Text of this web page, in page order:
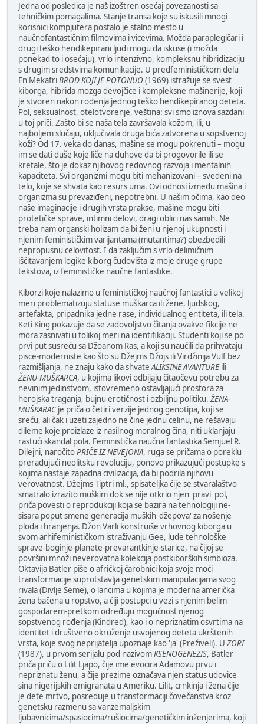
Jedna od posledica je naš izoštren osećaj povezanosti sa
tehničkim pomagalima. Stanje transa koje su iskusili mnogi
korisnici kompjutera postalo je stalno mesto u
naučnofantastičnim filmovima i vicevima. Možda paraplegičari i
drugi teško hendikepirani ljudi mogu da iskuse (i možda
ponekad to i osećaju), vrlo intenzivno, kompleksnu hibridizaciju
s drugim sredstvima komunikacije. U predfeminističkom delu
En MekafriBROD KOJI JE POTONUO(1969) istražuje se svest
kiborga, hibrida mozga devojčice i kompleksne mašinerije, koji
je stvoren nakon rođenja jednog teško hendikepiranog deteta.
Pol, seksualnost, otelotvorenje, veština: svi smo iznova sazdani
u toj priči. Zašto bi se naša tela završavala kožom, ili, u
najboljem slučaju, uključivala druga bića zatvorena u sopstvenoj
koži? Od 17. veka do danas, mašine se mogu pokrenuti – mogu
im se dati duše koje liče na duhove da bi progovorile ili se
kretale, što je dokaz njihovog redovnog razvoja i mentalnih
kapaciteta. Svi organizmi mogu biti mehanizovani – svedeni na
telo, koje se shvata kao resurs uma. Ovi odnosi između mašina i
organizma su prevaziđeni, nepotrebni. U našim očima, kao deo
naše imaginacije i drugih vrsta prakse, mašine mogu biti
protetičke sprave, intimni delovi, dragi oblici nas samih. Ne
treba nam organski holizam da bi ženi u njenoj ukupnosti i
njenim feminističkim varijantama (mutantima?) obezbedili
nepropusnu celovitost. I da zaključim s vrlo delimičnim
iščitavanjem logike kiborg čudovišta iz moje druge grupe
tekstova, iz feminističke naučne fantastike.
Kiborzi koje nalazimo u feminističkoj naučnoj fantastici u velikoj
meri problematizuju statuse muškarca ili žene, ljudskog,
artefakta, pripadnika jedne rase, individualnog entiteta, ili tela.
Keti King pokazuje da se zadovoljstvo čitanja ovakve fikcije ne
mora zasnivati u tolikoj meri na identifikaciji. Studenti koji se po
prvi put susreću sa Džoanom Ras, a koji su naučili da prihvataju
pisce-moderniste kao što su Džejms Džojs ili Virdžinija Vulf bez
razmišljanja, ne znaju kako da shvateALIKSINE AVANTUREili
ŽENU-MUŠKARCA, u kojima likovi odbijaju čitaočevu potrebu za
nevinim jedinstvom, istovremeno ostavljajući prostora za
herojska traganja, bujnu erotičnost i ozbiljnu politiku. ŽENA-
MUŠKARACje priča o četiri verzije jednog genotipa, koji se
sreću, ali čak i uzeti zajedno ne čine jednu celinu, ne rešavaju
dileme koje proizlaze iz nasilnog moralnog čina, niti uklanjaju
rastući skandal pola. Feministička naučna fantastika Semjuel R.
Dilejni, naročitoPRIČE IZ NEVEJONA, ruga se pričama o poreklu
prerađujući neolitsku revoluciju, ponovo prikazujući postupke s
kojima nastaje zapadna civilizacija, da bi podrila njihovu
verovatnost. Džejms Tiptri ml., spisateljka čije se stvaralaštvo
smatralo izrazito muškim dok se nije otkrio njen 'pravi' pol,
priča povesti o reprodukciji koja se bazira na tehnologiji ne-
sisara poput smene generacija muških 'džepova' za nošenje
ploda i hranjenja. Džon Varli konstruiše vrhovnog kiborga u
svom arhifeminističkom istraživanju Gee, lude tehnološke
sprave-boginje-planete-prevarantkinje-starice, na čijoj se
površini množi neverovatna kolekcija postkiborških simbioza.
Oktavija Batler piše o afričkoj čarobnici koja svoje moći
transformacije suprotstavlja genetskim manipulacijama svog
rivala (Divlje Seme), o lancima u kojima je moderna američka
žena bačena u ropstvo, a čiji postupci u vezi s njenim belim
gospodarem-pretkom određuju mogućnost njenog
sopstvenog rođenja (Kindred), kao i o nepriznatim osvrtima na
identitet i društveno okruženje usvojenog deteta ukrštenih
vrsta, koje svog neprijatelja upoznaje kao 'ja' (Preživeli). U ZORI
(1987), u prvom serijalu pod nazivomKSENOGENEZIS, Batler
priča priču o Lilit Ljapo, čije ime evocira Adamovu prvu i
nepriznatu ženu, a čije prezime označava njen status udovice
sina nigerijskih emigranata u Ameriku. Lilit, crnkinja i žena čije
je dete mrtvo, posreduje u transformaciji čovečanstva kroz
genetsku razmenu sa vanzemaljskim
ljubavnicima/spasiocima/rušiocima/genetičkim inženjerima, koji